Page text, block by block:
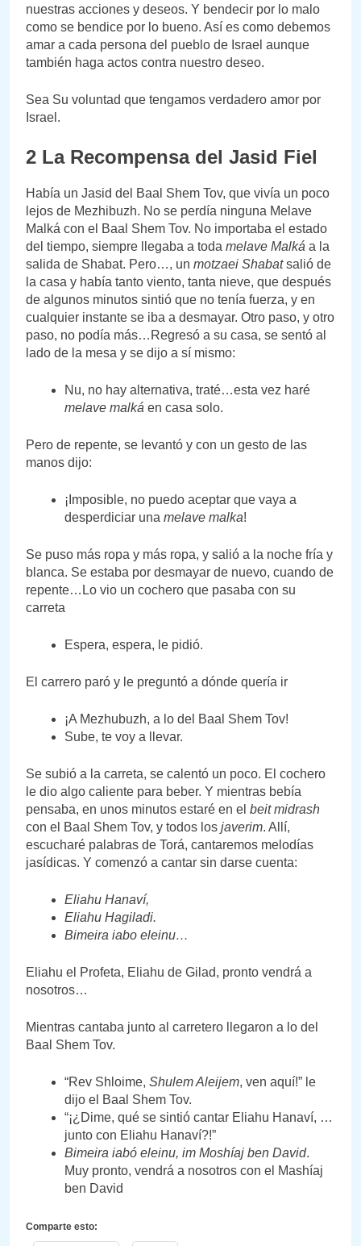
nuestras acciones y deseos. Y bendecir por lo malo
como se bendice por lo bueno. Así es como debemos
amar a cada persona del pueblo de Israel aunque
también haga actos contra nuestro deseo.
Sea Su voluntad que tengamos verdadero amor por
Israel.
2 La Recompensa del Jasid Fiel
Había un Jasid del Baal Shem Tov, que vivía un poco
lejos de Mezhibuzh. No se perdía ninguna Melave
Malká con el Baal Shem Tov. No importaba el estado
del tiempo, siempre llegaba a toda melave Malká a la
salida de Shabat. Pero…, un motzaei Shabatsalió de
la casa y había tanto viento, tanta nieve, que después
de algunos minutos sintió que no tenía fuerza, y en
cualquier instante se iba a desmayar. Otro paso, y otro
paso, no podía más…Regresó a su casa, se sentó al
lado de la mesa y se dijo a sí mismo:
Nu, no hay alternativa, traté…esta vez haré
melave malká en casa solo.
Pero de repente, se levantó y con un gesto de las
manos dijo:
¡Imposible, no puedo aceptar que vaya a
desperdiciar una melave malka!
Se puso más ropa y más ropa, y salió a la noche fría y
blanca. Se estaba por desmayar de nuevo, cuando de
repente…Lo vio un cochero que pasaba con su
carreta
Espera, espera, le pidió.
El carrero paró y le preguntó a dónde quería ir
¡A Mezhubuzh, a lo del Baal Shem Tov!
Sube, te voy a llevar.
Se subió a la carreta, se calentó un poco. El cochero
le dio algo caliente para beber. Y mientras bebía
pensaba, en unos minutos estaré en el beit midrash
con el Baal Shem Tov, y todos los javerim. Allí,
escucharé palabras de Torá, cantaremos melodías
jasídicas. Y comenzó a cantar sin darse cuenta:
Eliahu Hanaví,
Eliahu Hagiladi.
Bimeira iabo eleinu…
Eliahu el Profeta, Eliahu de Gilad, pronto vendrá a
nosotros…
Mientras cantaba junto al carretero llegaron a lo del
Baal Shem Tov.
“Rev Shloime, Shulem Aleijem, ven aquí!” le
dijo el Baal Shem Tov.
“¡¿Dime, qué se sintió cantar Eliahu Hanaví, …
junto con Eliahu Hanaví?!”
Bimeira iabó eleinu, im Moshíaj ben David.
Muy pronto, vendrá a nosotros con el Mashíaj
ben David
Comparte esto: